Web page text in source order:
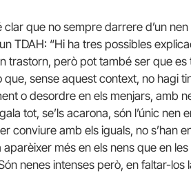
clar que no sempre darrere d’un
un TDAH: “Hi ha tres possibles
trastorn, però pot també ser que
que, sense aquest context, no hagi
o desordre en els menjars, amb
tot, se’ls acarona, són l’únic
conviure amb els iguals, no s’han
més en els nens que en
nenes intenses però, en faltar-